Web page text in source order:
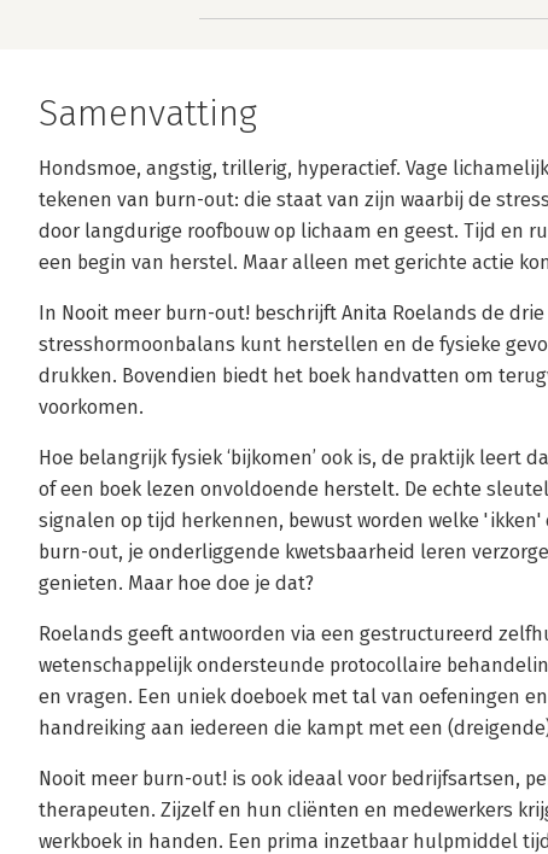
Samenvatting
Hondsmoe, angstig, trillerig, hyperactief. Vage
tekenen van burn-out: die staat van zijn waarbij de
door langdurige roofbouw op lichaam en geest. Tijd en
een begin van herstel. Maar alleen met gerichte actie
In Nooit meer burn-out! beschrijft Anita Roelands de
stresshormoonbalans kunt herstellen en de fysieke
drukken. Bovendien biedt het boek handvatten om
voorkomen.
Hoe belangrijk fysiek ‘bijkomen’ ook is, de praktijk leert
of een boek lezen onvoldoende herstelt. De echte
signalen op tijd herkennen, bewust worden welke
burn-out, je onderliggende kwetsbaarheid leren
genieten. Maar hoe doe je dat?
Roelands geeft antwoorden via een gestructureerd
wetenschappelijk ondersteunde protocollaire
en vragen. Een uniek doeboek met tal van oefeningen
handreiking aan iedereen die kampt met een
Nooit meer burn-out! is ook ideaal voor bedrijfsartsen,
therapeuten. Zijzelf en hun cliënten en medewerkers
werkboek in handen. Een prima inzetbaar hulpmiddel